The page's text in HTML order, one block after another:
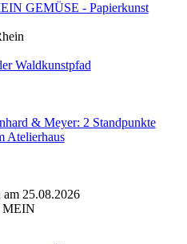
GEMÜSE - Papierkunst
Waldkunstpfad
& Meyer: 2 Standpunkte
Atelierhaus
am 25.08.2026